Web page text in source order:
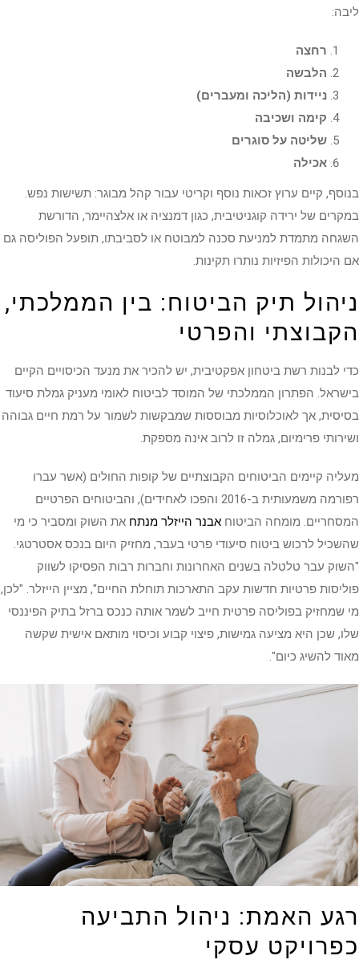
ליבה:
רחצה
הלבשה
ניידות (הליכה ומעברים)
קימה ושכיבה
שליטה על סוגרים
אכילה
בנוסף, קיים ערוץ זכאות נוסף וקריטי עבור קהל מבוגר: תשישות נפש.
במקרים של ירידה קוגניטיבית, כגון דמנציה או אלצהיימר, הדורשת
השגחה מתמדת למניעת סכנה למבוטח או לסביבתו, תופעל הפוליסה גם
אם היכולות הפיזיות נותרו תקינות.
ניהול תיק הביטוח: בין הממלכתי,
הקבוצתי והפרטי
כדי לבנות רשת ביטחון אפקטיבית, יש להכיר את מנעד הכיסויים הקיים
בישראל. הפתרון הממלכתי של המוסד לביטוח לאומי מעניק גמלת סיעוד
בסיסית, אך לאוכלוסיות מבוססות שמבקשות לשמור על רמת חיים גבוהה
ושירותי פרימיום, גמלה זו לרוב אינה מספקת.
מעליה קיימים הביטוחים הקבוצתיים של קופות החולים (אשר עברו
רפורמה משמעותית ב-2016 והפכו לאחידים), והביטוחים הפרטיים
המסחריים. מומחה הביטוח אבנר הייזלר מנתח את השוק ומסביר כי מי
שהשכיל לרכוש ביטוח סיעודי פרטי בעבר, מחזיק היום בנכס אסטרטגי.
"השוק עבר טלטלה בשנים האחרונות וחברות רבות הפסיקו לשווק
פוליסות פרטיות חדשות עקב התארכות תוחלת החיים", מציין הייזלר. "לכן,
מי שמחזיק בפוליסה פרטית חייב לשמר אותה כנכס ברזל בתיק הפיננסי
שלו, שכן היא מציעה גמישות, פיצוי קבוע וכיסוי מותאם אישית שקשה
מאוד להשיג כיום".
רגע האמת: ניהול התביעה
כפרויקט עסקי